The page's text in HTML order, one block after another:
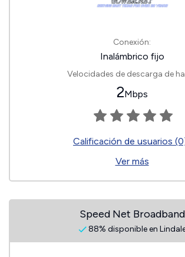
Conexión:
Inalámbrico fijo
Velocidades de descarga de
2Mbps
Calificación de usuarios
Ver más
Speed Net Broadband
88% disponible en